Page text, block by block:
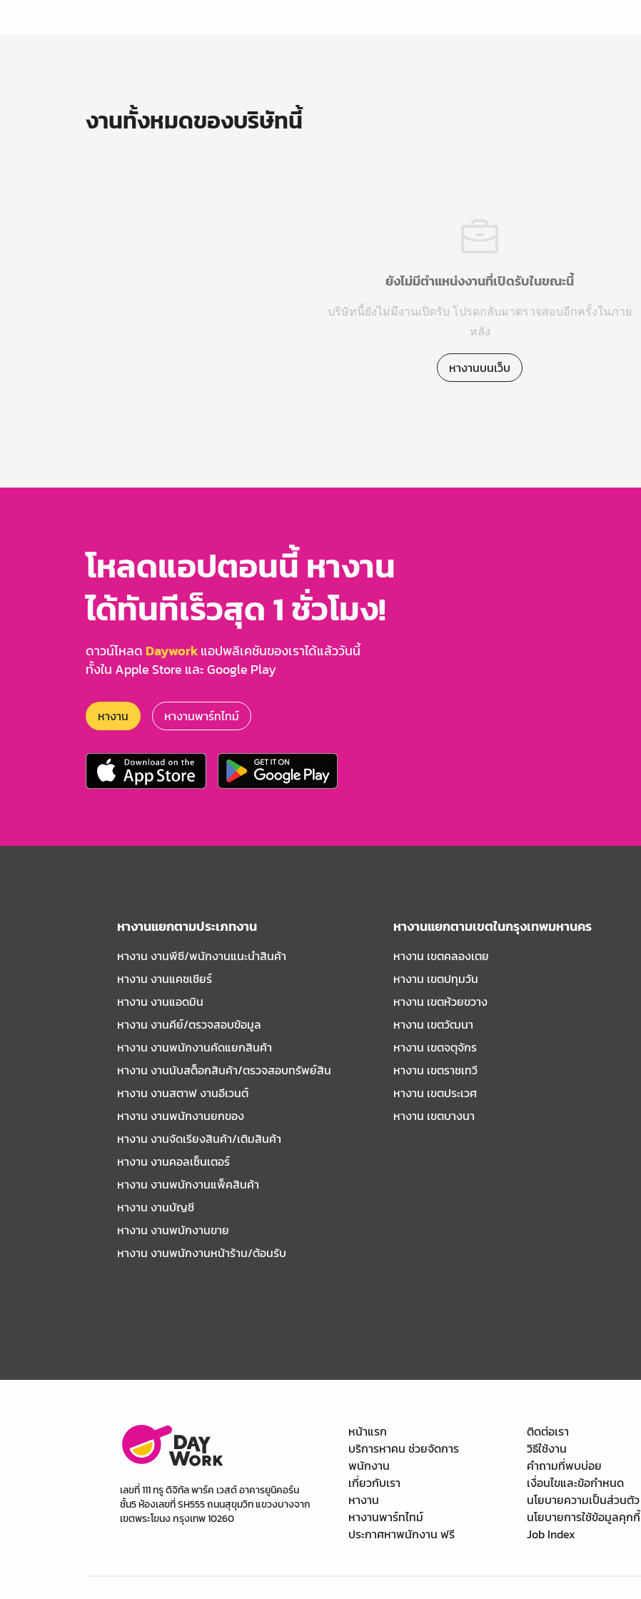
งานทั้งหมดของบริษัทนี้
ยังไม่มีตำแหน่งงานที่เปิดรับในขณะนี้
บริษัทนี้ยังไม่มีงานเปิดรับ โปรดกลับมาตรวจสอบอีกครั้งในภาย
หลัง
หางานบนเว็บ
โหลดแอปตอนนี้ หางาน
ได้ทันทีเร็วสุด 1 ชั่วโมง!
ดาวน์โหลด Dayworkแอปพลิเคชันของเราได้แล้ววันนี้
ทั้งใน Apple Store และ Google Play
หางาน หางานพาร์ทไทม์
หางานแยกตามประเภทงาน
หางาน งานพีซี/พนักงานแนะนําสินค้า
หางาน งานแคชเชียร์
หางาน งานแอดมิน
หางาน งานคีย์/ตรวจสอบข้อมูล
หางาน งานพนักงานคัดแยกสินค้า
หางาน งานนับสต็อกสินค้า/ตรวจสอบทรัพย์สิน
หางาน งานสตาฟ งานอีเวนต์
หางาน งานพนักงานยกของ
หางาน งานจัดเรียงสินค้า/เติมสินค้า
หางาน งานคอลเซ็นเตอร์
หางาน งานพนักงานแพ็คสินค้า
หางาน งานบัญชี
หางาน งานพนักงานขาย
หางาน งานพนักงานหน้าร้าน/ต้อนรับ
หางานแยกตามเขตในกรุงเทพมหานคร
หางาน เขตคลองเตย
หางาน เขตปทุมวัน
หางาน เขตห้วยขวาง
หางาน เขตวัฒนา
หางาน เขตจตุจักร
หางาน เขตราชเทวี
หางาน เขตประเวศ
หางาน เขตบางนา
เลขที่ 111 ทรู ดิจิทัล พาร์ค เวสต์ อาคารยูนิคอร์น
ชั้น5 ห้องเลขที่ SH555 ถนนสุขุมวิท แขวงบางจาก
เขตพระโขนง กรุงเทพ 10260
หน้าแรก
บริการหาคน ช่วยจัดการ
พนักงาน
เกี่ยวกับเรา
หางาน
หางานพาร์ทไทม์
ประกาศหาพนักงาน ฟรี
ติดต่อเรา
วิธีใช้งาน
คำถามที่พบบ่อย
เงื่อนไขและข้อกำหนด
นโยบายความเป็นส่วนตัว
นโยบายการใช้ข้อมูลคุกกี้
Job Index